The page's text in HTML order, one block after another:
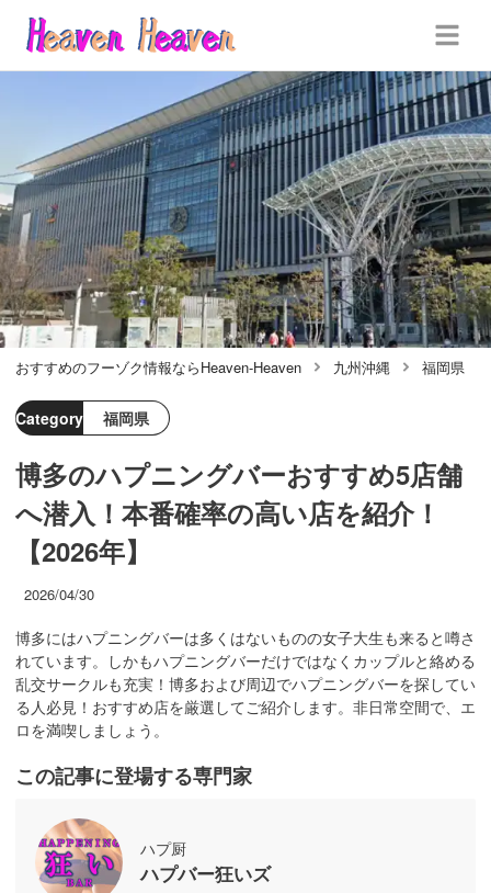
おすすめのフーゾク情報ならHeaven-Heaven 九州沖縄 福岡県
Category 福岡県
博多のハプニングバーおすすめ5店舗
へ潜入！本番確率の高い店を紹介！
【2026年】
2026/04/30
博多にはハプニングバーは多くはないものの女子大生も来ると噂さ
れています。しかもハプニングバーだけではなくカップルと絡める
乱交サークルも充実！博多および周辺でハプニングバーを探してい
る人必見！おすすめ店を厳選してご紹介します。非日常空間で、エ
ロを満喫しましょう。
この記事に登場する専門家
ハプ厨
ハプバー狂いズ